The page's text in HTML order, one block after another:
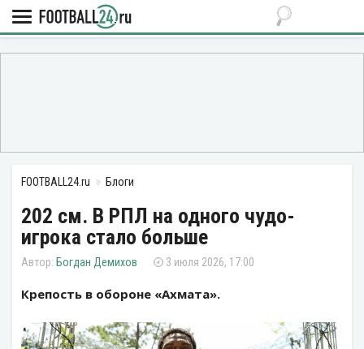
FOOTBALL24.ru Блоги
202 см. В РПЛ на одного чудо-
игрока стало больше
Богдан Демихов 3 июля 2026, 17:00
Крепость в обороне «Ахмата».